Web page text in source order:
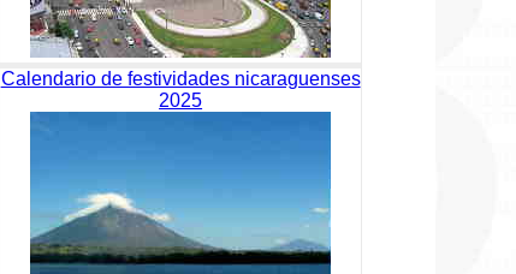
Calendario de festividades nicaraguenses
2025